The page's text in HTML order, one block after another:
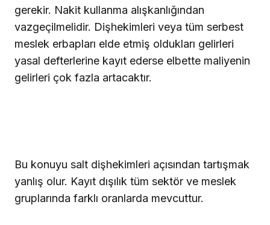
gerekir. Nakit kullanma alışkanlığından
vazgeçilmelidir. Dişhekimleri veya tüm serbest
meslek erbapları elde etmiş oldukları gelirleri
yasal defterlerine kayıt ederse elbette maliyenin
gelirleri çok fazla artacaktır.
Bu konuyu salt dişhekimleri açısından tartışmak
yanlış olur. Kayıt dışılık tüm sektör ve meslek
gruplarında farklı oranlarda mevcuttur.